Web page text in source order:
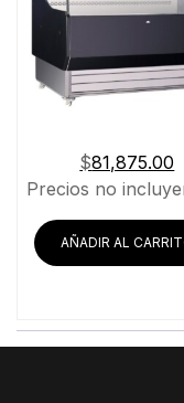
$81,875.00
Precios no
AÑADIR AL